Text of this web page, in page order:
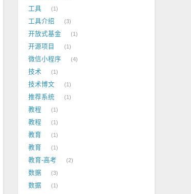
工具 1
工具介绍 3
开放式基金 1
开源项目 1
微信小程序 4
技术 1
技术博文 1
推荐系统 1
教程 1
教程 1
教育 1
教育 1
教育-高考 2
数据 3
数据 1